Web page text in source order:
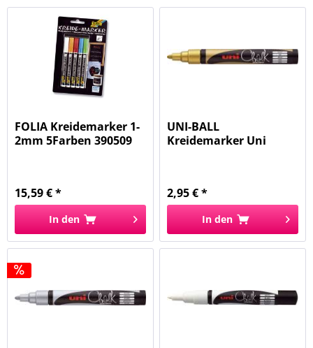
FOLIA Kreidemarker 1-
2mm 5Farben 390509
15,59 € *
In den
UNI-BALL
Kreidemarker Uni
2,95 € *
In den